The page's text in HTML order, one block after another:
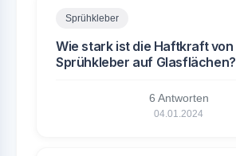
Sprühkleber
Wie stark ist die Haftkraft von
Sprühkleber auf Glasflächen?
6 Antworten
04.01.2024